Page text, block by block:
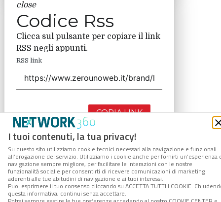
I tuoi contenuti, la tua privacy!
Su questo sito utilizziamo cookie tecnici necessari alla navigazione e funzionali
all’erogazione del servizio. Utilizziamo i cookie anche per fornirti un’esperienza
navigazione sempre migliore, per facilitare le interazioni con le nostre
funzionalità social e per consentirti di ricevere comunicazioni di marketing
aderenti alle tue abitudini di navigazione e ai tuoi interessi.
Puoi esprimere il tuo consenso cliccando su ACCETTA TUTTI I COOKIE.
questa informativa, continui senza accettare.
close
Codice Rss
Clicca sul pulsante per copiare il link
RSS negli appunti.
RSS link
COPIA LINK